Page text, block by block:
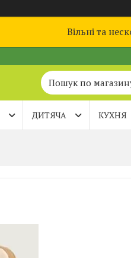
Вільні та
ДИТЯЧА КУХНЯ